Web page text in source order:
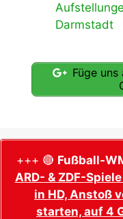
Darmstadt
Füge
+++ 🔴 Fußball-
ARD- & ZDF-
in HD, Anstoß
starten, auf 4